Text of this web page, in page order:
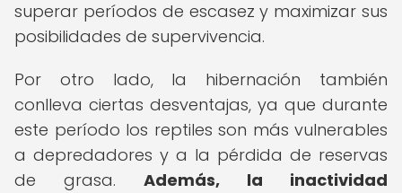
superar períodos de escasez y maximizar sus
posibilidades de supervivencia.
Por otro lado, la hibernación también
conlleva ciertas desventajas, ya que durante
este período los reptiles son más vulnerables
a depredadores y a la pérdida de reservas
de grasa. Además, la inactividad